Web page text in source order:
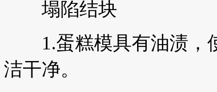
塌陷结块
1.蛋糕模具有油渍，
洁干净。